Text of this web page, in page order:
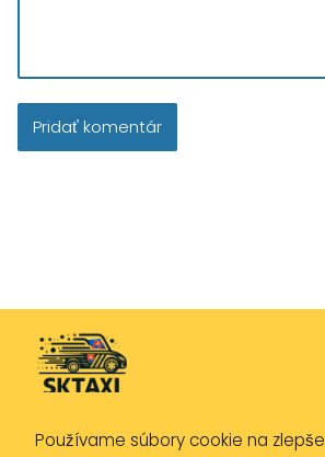
Používame súbory cookie na